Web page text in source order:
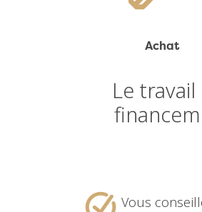
Achat
Le
Vous